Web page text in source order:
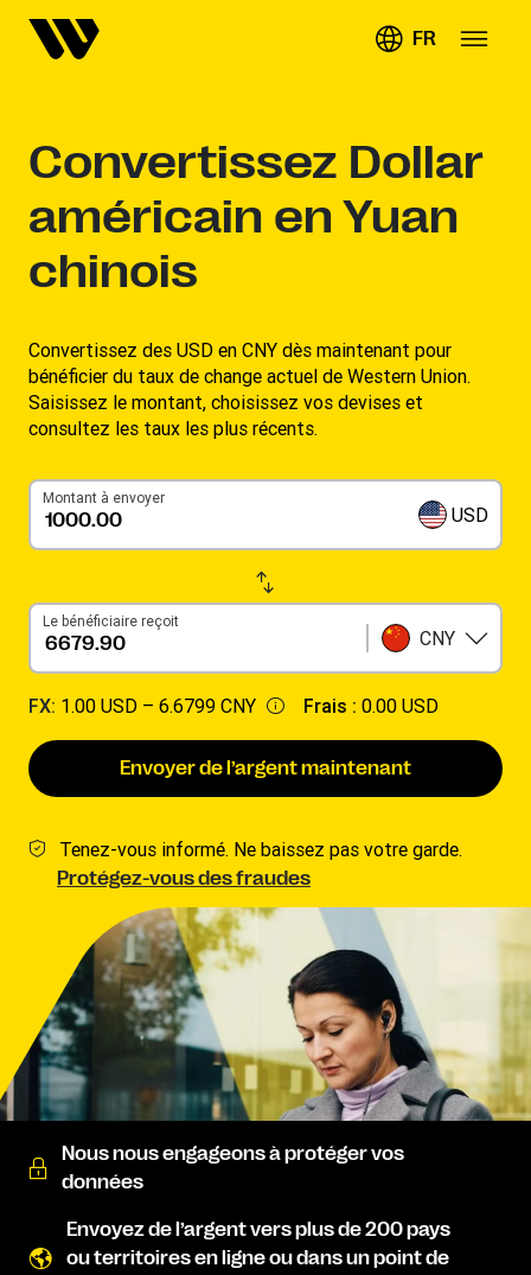
FR
Convertissez Dollar
américain en Yuan
chinois
Convertissez des USD en CNY dès maintenant pour
bénéficier du taux de change actuel de Western Union.
Saisissez le montant, choisissez vos devises et
consultez les taux les plus récents.
Montant à envoyer
USD
Le bénéficiaire reçoit
CNY
FX: 1.00 USD – 6.6799 CNY Frais : 0.00 USD
Envoyer de l’argent maintenant
Tenez-vous informé. Ne baissez pas votre garde.
Protégez-vous des fraudes
Nous nous engageons à protéger vos
données
Envoyez de l’argent vers plus de 200 pays
ou territoires en ligne ou dans un point de